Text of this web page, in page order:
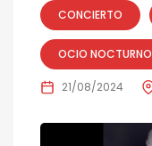
CONCIERTO
OCIO NOCTURNO
21/08/2024